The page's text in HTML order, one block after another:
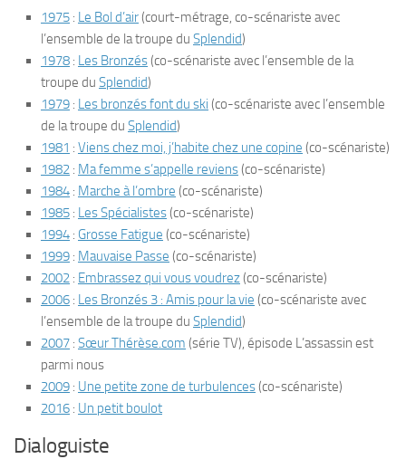
1975 : Le Bol d’air(court-métrage, co-scénariste avec
l’ensemble de la troupe du Splendid)
1978 : Les Bronzés(co-scénariste avec l’ensemble de la
troupe du Splendid)
1979 : Les bronzés font du ski (co-scénariste avec l’ensemble
de la troupe du Splendid)
1981 : Viens chez moi, j’habite chez une copine (co-scénariste)
1982 : Ma femme s’appelle reviens(co-scénariste)
1984 : Marche à l’ombre (co-scénariste)
1985 : Les Spécialistes(co-scénariste)
1994 : Grosse Fatigue (co-scénariste)
1999 : Mauvaise Passe (co-scénariste)
2002 : Embrassez qui vous voudrez(co-scénariste)
2006 : Les Bronzés 3 : Amis pour la vie (co-scénariste avec
l’ensemble de la troupe du Splendid)
2007 : Sœur Thérèse.com (série TV), épisode L’assassin est
parmi nous
2009 : Une petite zone de turbulences(co-scénariste)
2016 : Un petit boulot
Dialoguiste